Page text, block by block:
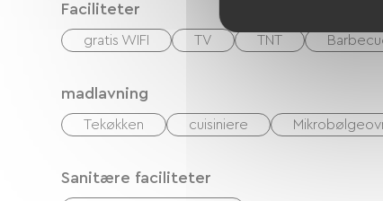
Faciliteter
gratis WIFI TV TNT
madlavning
Tekøkken cuisiniere
Sanitære faciliteter